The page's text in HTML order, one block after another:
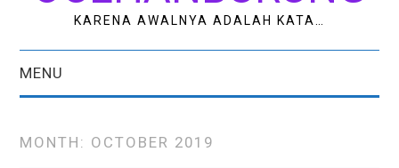
KARENA AWALNYA ADALAH KATA…
MENU
MONTH: OCTOBER 2019